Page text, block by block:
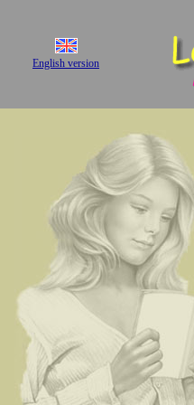
English version